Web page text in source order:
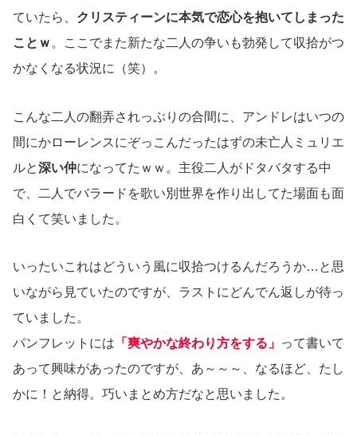
ていたら、 クリスティーンに本気で恋心を抱いてしまった
ことｗ 。ここでまた新たな二人の争いも勃発して収拾がつ
かなくなる状況に（笑）。
こんな二人の翻弄されっぷりの合間に、アンドレはいつの
間にかローレンスにぞっこんだったはずの未亡人ミュリエ
ルと深い仲になってたｗｗ。主役二人がドタバタする中
で、二人でバラードを歌い別世界を作り出してた場面も面
白くて笑いました。
いったいこれはどういう風に収拾つけるんだろうか…と思
いながら見ていたのですが、ラストにどんでん返しが待っ
ていました。
パンフレットには 「爽やかな終わり方をする」 って書いて
あって興味があったのですが、あ～～～、なるほど、たし
かに！と納得。巧いまとめ方だなと思いました。